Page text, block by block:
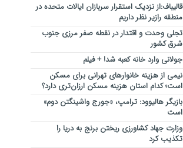
قالیباف:از نزدیک استقرار سربازان ایالات متحده در
منطقه رازیر نظر داریم
تجلی وحدت و اقتدار در نقطه صفر مرزی جنوب
شرق کشور
جولانی وارد خانه کعبه شد! + فیلم
نیمی از هزینه خانوارهای تهرانی‌ برای مسکن
است؛ کدام استان هزینه مسکن ارزان‌تری دارد؟
بازیگر هالیوود: ترامپ، «جورج واشینگتن دوم»
است
وزارت جهاد کشاورزی ریختن برنج به دریا را
تکذیب کرد